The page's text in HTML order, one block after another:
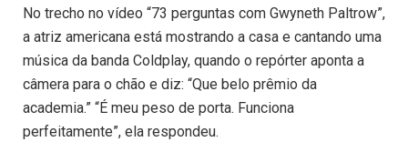
No trecho no vídeo “73 perguntas com Gwyneth Paltrow”,
a atriz americana está mostrando a casa e cantando uma
música da banda Coldplay, quando o repórter aponta a
câmera para o chão e diz: “Que belo prêmio da
academia.” “É meu peso de porta. Funciona
perfeitamente”, ela respondeu.